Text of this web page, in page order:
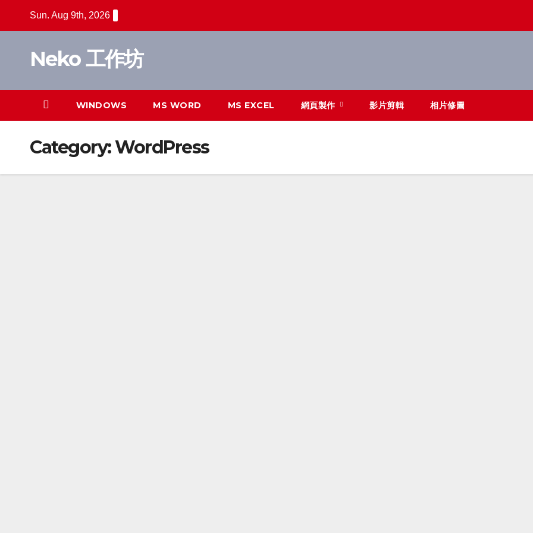
Sun. Aug 9th, 2026
Neko 工作坊
WINDOWS MS WORD MS EXCEL 網頁製作 影片剪輯 相片修圖
Category:WordPress